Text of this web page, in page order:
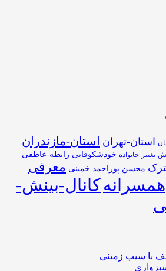
استان-تهران استان-مازندران
تغییر خانواده خودشکوفایی رابطه-عاطفی
محسن پوراحمد خمینی معرفی
همسرانهکانال-بینش-